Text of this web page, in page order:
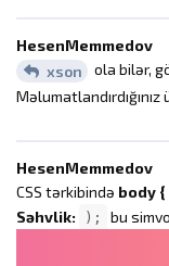
HesenMemmedov
xson
ola bilər,
HesenMemmedov
CSS tərkibində body {
Səhvlik:
); bu